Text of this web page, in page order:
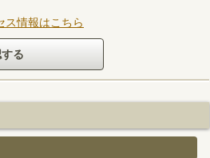
ス情報はこちら